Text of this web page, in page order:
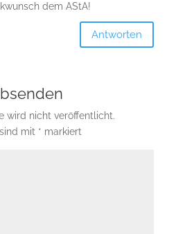
dem AStA!
Antworten
wird nicht veröffentlicht.
mit * markiert